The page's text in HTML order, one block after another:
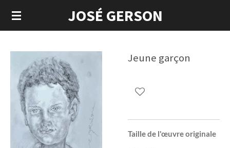
Passer
au
JOSÉ GERSON
Jeune garçon
Taille de l'œuvre originale